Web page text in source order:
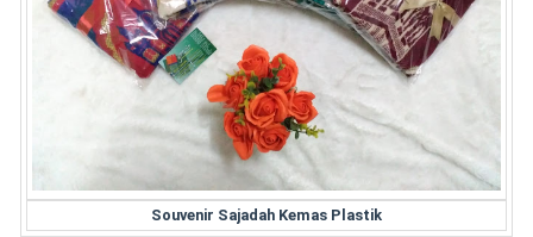
Souvenir Sajadah Kemas Plastik